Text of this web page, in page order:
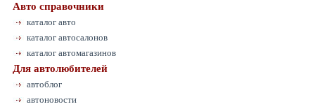
Авто справочники
каталог авто
каталог автосалонов
каталог автомагазинов
Для автолюбителей
автоблог
автоновости